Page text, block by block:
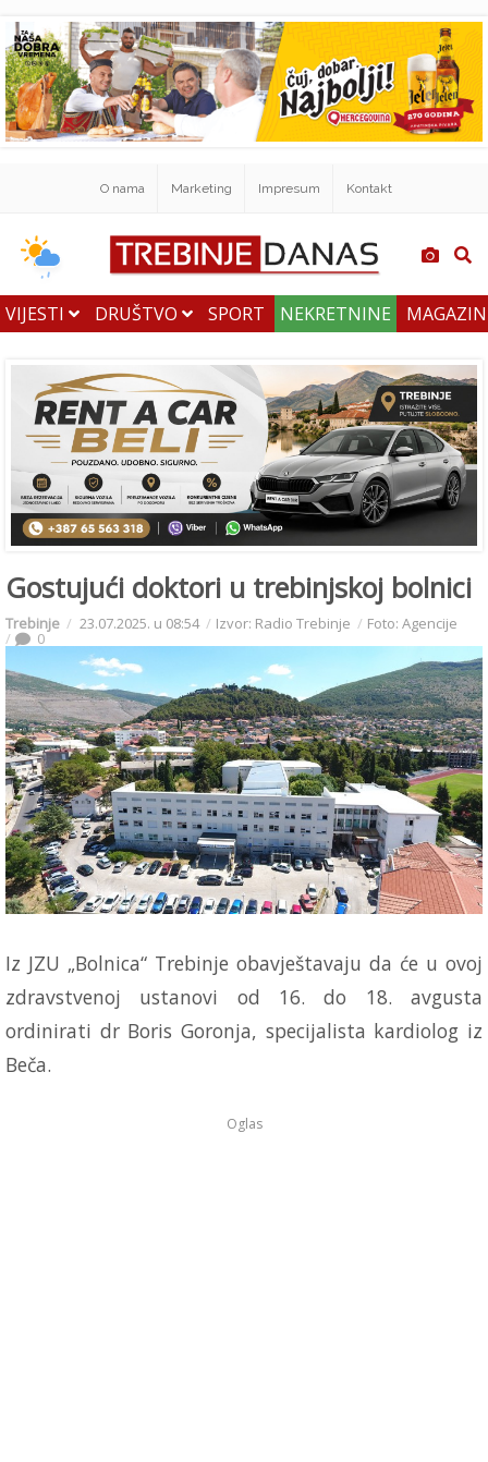
O nama Marketing Impresum Kontakt
VIJESTI DRUŠTVO SPORT NEKRETNINE
Gostujući doktori u trebinjskoj bolnici
Trebinje 23.07.2025. u 08:54 Izvor: Radio Trebinje Foto: Agencije
0
Iz JZU „Bolnica“ Trebinje obavještavaju da će u ovoj
zdravstvenoj ustanovi od 16. do 18. avgusta
ordinirati dr Boris Goronja, specijalista kardiolog iz
Beča.
Oglas